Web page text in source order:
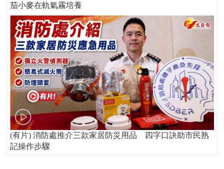
茄小麥在軌氣霧培養
(有片) 消防處推介三款家居防災用品 四字口訣助市民熟
記操作步驟